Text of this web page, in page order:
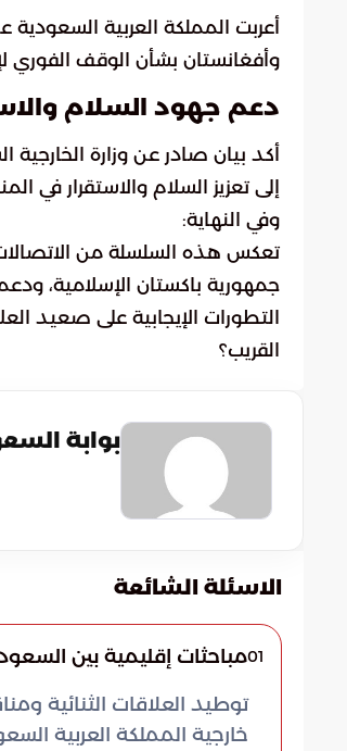
أعربت المملكة العربية
وأفغانستان بشأن الوقف الفوري
دعم جهود السلام
أكد بيان صادر عن وزارة
إلى تعزيز السلام والاستقرار في
وفي النهاية:
تعكس هذه السلسلة من الاتصالات
جمهورية باكستان الإسلامية،
التطورات الإيجابية على صعيد
القريب؟
بوابة
الاسئلة الشائعة
01مباحثات إقليمية بين
توطيد العلاقات الثنائية
خارجية المملكة العربية